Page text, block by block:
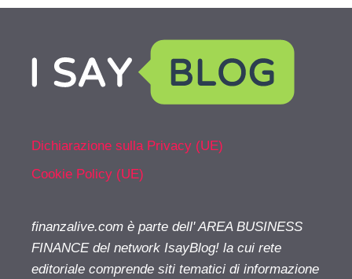
Dichiarazione sulla Privacy (UE)
Cookie Policy (UE)
finanzalive.com è parte dell' AREA BUSINESS
FINANCE del network IsayBlog! la cui rete
editoriale comprende siti tematici di informazione